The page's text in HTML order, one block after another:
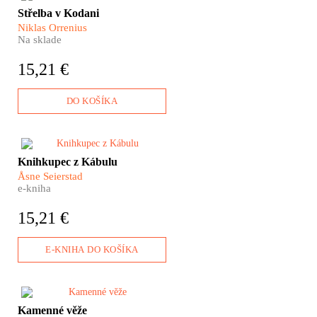
​Jsou karikatury proroka
Muhameda zbytečná
provokace, nebo důkaz
svobody slova a uměleckého
Střelba v Kodani
Niklas Orrenius
Na sklade
15,21 €
DO KOŠÍKA
​11. září 2001 – tohle datum
změnilo náš pohled na
Afghánistán. Krátce po
americké vojenské odvetě
reportérka Åsne Seierstad.
terorismem, ale o jedné
afghánské rodině.
Knihkupec z Kábulu
Åsne Seierstad
e-kniha
15,21 €
E-KNIHA DO KOŠÍKA
Jak daleko je z Čečenska do
Kamenné věže